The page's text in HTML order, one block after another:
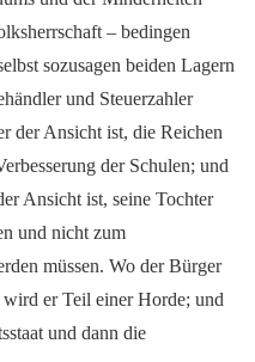
– bedingen
sozusagen beiden Lagern
und Steuerzahler
der Ansicht ist, die Reichen
der Schulen; und
Ansicht ist, seine Tochter
und nicht zum
müssen. Wo der Bürger
er Teil einer Horde; und
und dann die